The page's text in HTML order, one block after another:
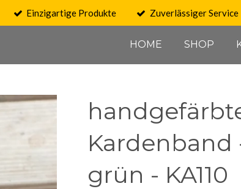
Einzigartige Produkte Zuverlässiger Service
HOME SHOP
Kardenband
grün - KA110